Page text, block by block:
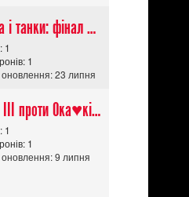
Дівчата і танки: фінал частина 1
1
1
оновлення: 23 липня
Люпен ІІІ проти Ока♥кішки / Lupin III vs Cats Eye Movie
1
1
оновлення: 9 липня